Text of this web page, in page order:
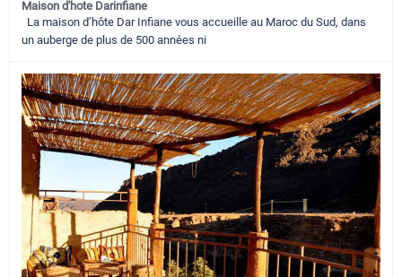
Maison d'hote Darinfiane
La maison d’hôte Dar Infiane vous accueille au Maroc du Sud, dans
un auberge de plus de 500 années ni